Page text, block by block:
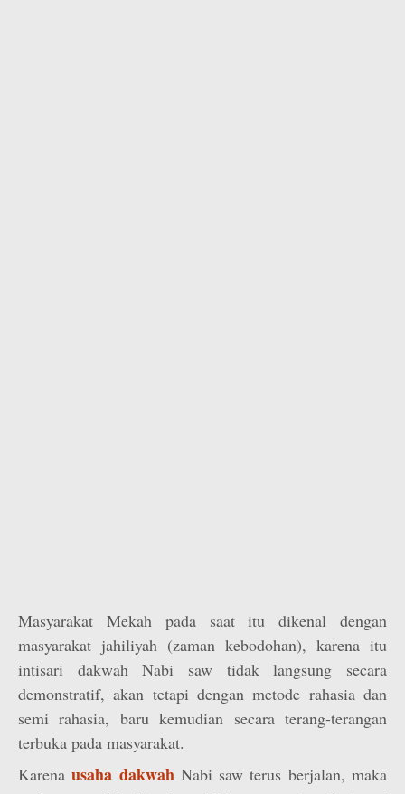
Masyarakat Mekah pada saat itu dikenal dengan
masyarakat jahiliyah (zaman kebodohan), karena itu
intisari dakwah Nabi saw tidak langsung secara
demonstratif, akan tetapi dengan metode rahasia dan
semi rahasia, baru kemudian secara terang-terangan
terbuka pada masyarakat.
Karenausaha dakwahNabi saw terus berjalan, maka